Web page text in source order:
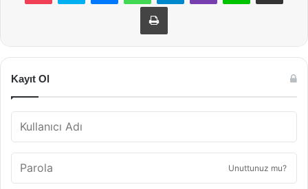
Yazdır
Kayıt Ol
Unuttunuz mu?